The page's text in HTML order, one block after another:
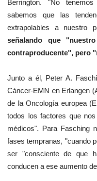
Berrington. "No
sabemos que las
extrapolables a nuestro
señalando que
contraproducente", pero
Junto a él, Peter A.
Cáncer-EMN en Erlangen
de la Oncología europea
todos los factores que
médicos". Para Fasching
fases tempranas, "cuando
ser "consciente de que
conducen a ese aumento